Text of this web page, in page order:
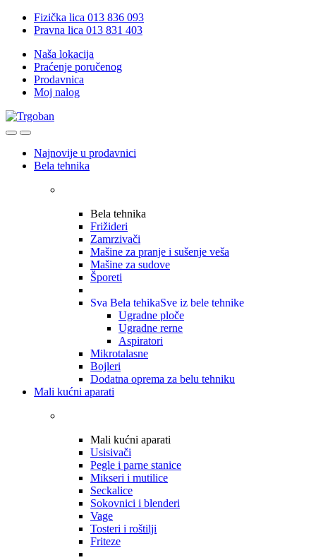
Skip
Skip
Fizička lica 013 836 093
Pravna lica 013 831 403
Naša lokacija
Praćenje poručenog
Prodavnica
Moj nalog
OpenClose
Najnovije u prodavnici
Bela tehnika
Bela tehnika
Frižideri
Zamrzivači
Mašine za pranje i sušenje veša
Mašine za sudove
Šporeti
Sva Bela tehikaSve iz bele tehnike
Ugradne ploče
Ugradne rerne
Aspiratori
Mikrotalasne
Bojleri
Dodatna oprema za belu tehniku
Mali kućni aparati
Mali kućni aparati
Usisivači
Pegle i parne stanice
Mikseri i mutilice
Seckalice
Sokovnici i blenderi
Vage
Tosteri i roštilji
Friteze